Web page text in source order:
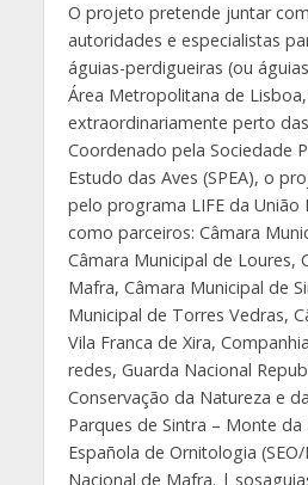
O projeto pretende juntar
autoridades e especialistas
águias-perdigueiras (ou
Área Metropolitana de
extraordinariamente perto
Coordenado pela Sociedade
Estudo das Aves (SPEA), o
pelo programa LIFE da União
como parceiros: Câmara
Câmara Municipal de Loures,
Mafra, Câmara Municipal de
Municipal de Torres Vedras,
Vila Franca de Xira,
redes, Guarda Nacional
Conservação da Natureza e
Parques de Sintra – Monte da
Española de Ornitologia
Nacional de Mafra. |